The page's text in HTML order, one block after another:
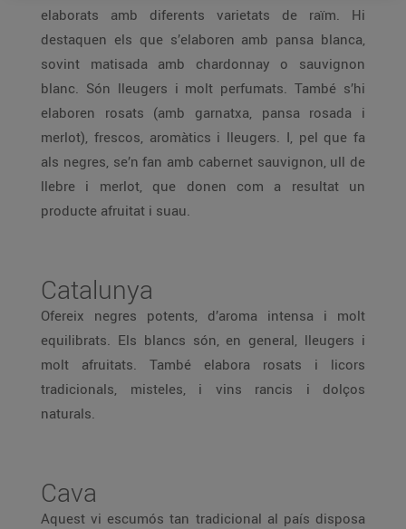
elaborats amb diferents varietats de raïm. Hi
destaquen els que s’elaboren amb pansa blanca,
sovint matisada amb chardonnay o sauvignon
blanc. Són lleugers i molt perfumats. També s’hi
elaboren rosats (amb garnatxa, pansa rosada i
merlot), frescos, aromàtics i lleugers. I, pel que fa
als negres, se’n fan amb cabernet sauvignon, ull de
llebre i merlot, que donen com a resultat un
producte afruitat i suau.
Catalunya
Ofereix negres potents, d’aroma intensa i molt
equilibrats. Els blancs són, en general, lleugers i
molt afruitats. També elabora rosats i licors
tradicionals, misteles, i vins rancis i dolços
naturals.
Cava
Aquest vi escumós tan tradicional al país disposa